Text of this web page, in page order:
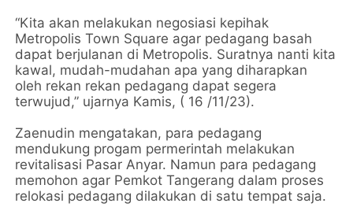
“Kita akan melakukan negosiasi kepihak
Metropolis Town Square agar pedagang basah
dapat berjulanan di Metropolis. Suratnya nanti kita
kawal, mudah-mudahan apa yang diharapkan
oleh rekan rekan pedagang dapat segera
terwujud,” ujarnya Kamis, ( 16 /11/23).
Zaenudin mengatakan, para pedagang
mendukung progam permerintah melakukan
revitalisasi Pasar Anyar. Namun para pedagang
memohon agar Pemkot Tangerang dalam proses
relokasi pedagang dilakukan di satu tempat saja.